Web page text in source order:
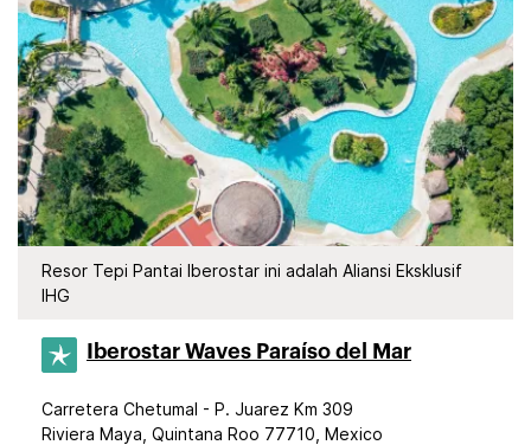
Resor Tepi Pantai Iberostar ini adalah Aliansi Eksklusif
IHG
Iberostar Waves Paraíso del Mar
Carretera Chetumal - P. Juarez Km 309
Riviera Maya, Quintana Roo 77710, Mexico